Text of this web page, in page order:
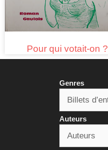
Pour qui votait-on ?
Genres
Auteurs